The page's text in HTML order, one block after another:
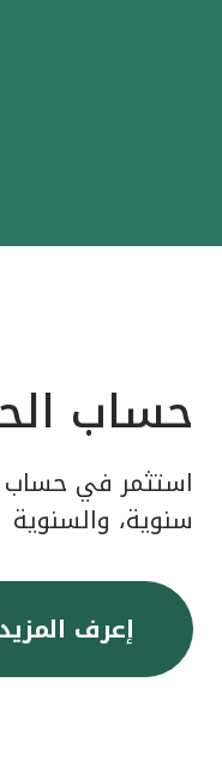
حساب
استثمر في حساب
سنوية، والسنوية
إعرف المزيد